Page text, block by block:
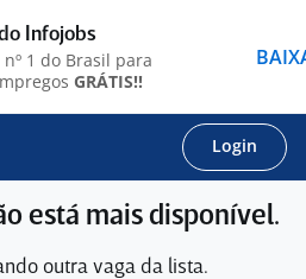
Login
está mais disponível.
outra vaga da lista.
Infojobs
1 do Brasil para
GRÁTIS!!